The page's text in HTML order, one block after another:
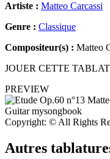
Artiste : Matteo Carcassi
Genre : Classique
Compositeur(s) : Matteo
JOUER CETTE
PREVIEW
Copyright: © All Rights
Autres